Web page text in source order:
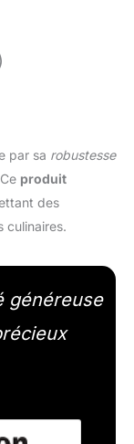
par sa robustesse
produit
des
culinaires.
généreuse